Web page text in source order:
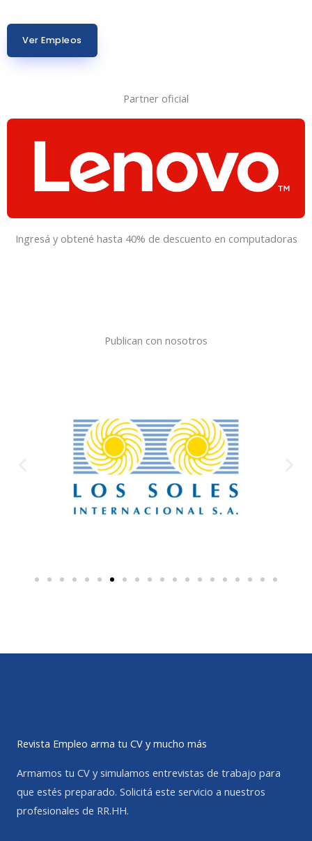
Ver Empleos
Partner oficial
Ingresá y obtené hasta 40% de descuento en computadoras
Publican con nosotros
Revista Empleo arma tu CV y mucho más
Armamos tu CV y simulamos entrevistas de trabajo para
que estés preparado. Solicitá este servicio a nuestros
profesionales de RR.HH.